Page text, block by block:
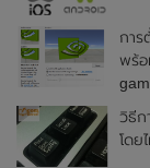
การ
พร้อ
วิธี
โดย